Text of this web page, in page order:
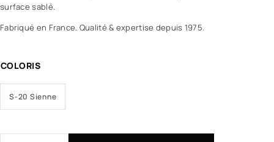
surface sablé.
Fabriqué en France. Qualité & expertise depuis 1975.
COLORIS
S-20 Sienne